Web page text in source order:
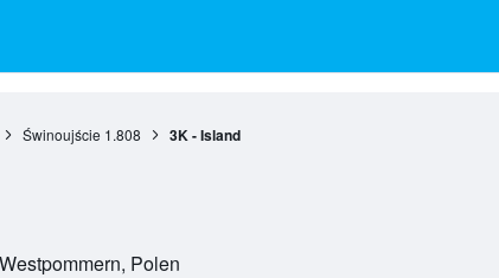
Świnoujście 1.808 3K - Island
Polen